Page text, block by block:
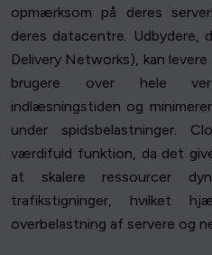
opmærksom på deres
deres datacentre. Udbydere,
Delivery Networks), kan
brugere over hele
indlæsningstiden og
under spidsbelastninger.
værdifuld funktion, da det
at skalere ressourcer
trafikstigninger, hvilket
overbelastning af servere og